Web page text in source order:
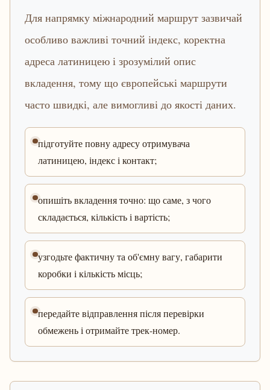
Для напрямку міжнародний маршрут зазвичай
особливо важливі точний індекс, коректна
адреса латиницею і зрозумілий опис
вкладення, тому що європейські маршрути
часто швидкі, але вимогливі до якості даних.
підготуйте повну адресу отримувача
латиницею, індекс і контакт;
опишіть вкладення точно: що саме, з чого
складається, кількість і вартість;
узгодьте фактичну та об'ємну вагу, габарити
коробки і кількість місць;
передайте відправлення після перевірки
обмежень і отримайте трек-номер.